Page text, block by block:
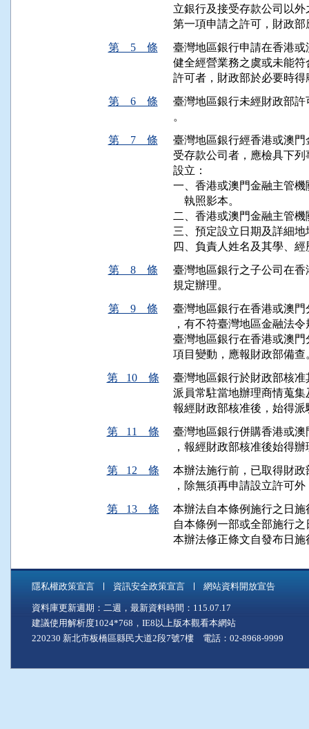
立銀行及接受存款公司以
第一項申請之許可，財政
第 5 條
臺灣地區銀行申請在香港
健全經營業務之虞或未能
第 6 條
臺灣地區銀行未經財政部
。
第 7 條
臺灣地區銀行經香港或澳
受存款公司者，應檢具下
設立：
一、香港或澳門金融主管
    執照影本。
二、香港或澳門金融主管
三、預定設立日期及詳細地
四、負責人姓名及其學、
第 8 條
臺灣地區銀行之子公司在
規定辦理。
第 9 條
臺灣地區銀行在香港或澳
，有不符臺灣地區金融法
臺灣地區銀行在香港或澳
項目變動，應報財政部備查
第 10 條
臺灣地區銀行於財政部核
派員常駐當地辦理商情蒐
報經財政部核准後，始得派
第 11 條
臺灣地區銀行併購香港或
，報經財政部核准後始得辦
第 12 條
本辦法施行前，已取得財
，除無須再申請設立許可
第 13 條
本辦法自本條例施行之日
自本條例一部或全部施行之
隱私權政策宣言 資訊安全政策宣言 網站資料開放宣告
資料庫更新週期：二週，最新資料時間：115.07.17
建議使用解析度1024*768，IE8以上版本觀看本網站
220230 新北市板橋區縣民大道2段7號7樓 電話：02-8968-9999